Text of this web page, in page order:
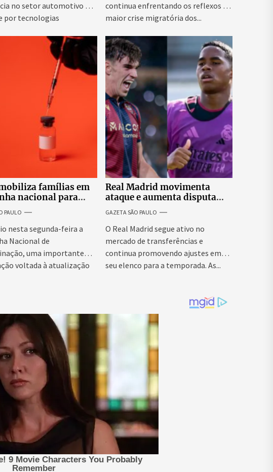
no setor automotivo e
por tecnologias
continua enfrentando os reflexos da
maior crise migratória dos...
famílias em
nacional para
vacinação de
e adolescentes
PAULO
nesta segunda-feira a
Nacional de
uma importante
voltada à atualização
Real Madrid movimenta
ataque e aumenta disputa
por espaço para Endrick
GAZETA SÃO PAULO
O Real Madrid segue ativo no
mercado de transferências e
continua promovendo ajustes em
seu elenco para a temporada. As...